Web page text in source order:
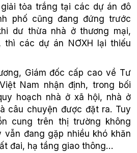
tỏa trắng tại các dự án đô
phố cũng đang đứng trước
dư thừa nhà ở thương mại,
thì các dự án NƠXH lại thiếu
Giám đốc cấp cao về Tư
Nam nhận định, trong bối
hoạch nhà ở xã hội, nhà ở
câu chuyện được đặt ra. Tuy
cung trên thị trường không
vẫn đang gặp nhiều khó khăn
đai, hạ tầng giao thông…